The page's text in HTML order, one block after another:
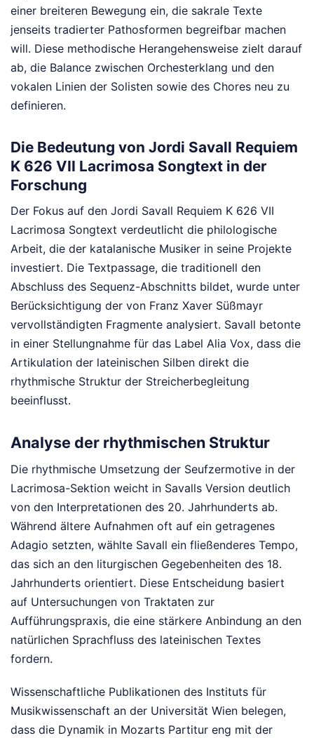
einer breiteren Bewegung ein, die sakrale Texte
jenseits tradierter Pathosformen begreifbar machen
will. Diese methodische Herangehensweise zielt darauf
ab, die Balance zwischen Orchesterklang und den
vokalen Linien der Solisten sowie des Chores neu zu
definieren.
Die Bedeutung von Jordi Savall Requiem
K 626 VII Lacrimosa Songtext in der
Forschung
Der Fokus auf den Jordi Savall Requiem K 626 VII
Lacrimosa Songtext verdeutlicht die philologische
Arbeit, die der katalanische Musiker in seine Projekte
investiert. Die Textpassage, die traditionell den
Abschluss des Sequenz-Abschnitts bildet, wurde unter
Berücksichtigung der von Franz Xaver Süßmayr
vervollständigten Fragmente analysiert. Savall betonte
in einer Stellungnahme für das Label Alia Vox, dass die
Artikulation der lateinischen Silben direkt die
rhythmische Struktur der Streicherbegleitung
beeinflusst.
Analyse der rhythmischen Struktur
Die rhythmische Umsetzung der Seufzermotive in der
Lacrimosa-Sektion weicht in Savalls Version deutlich
von den Interpretationen des 20. Jahrhunderts ab.
Während ältere Aufnahmen oft auf ein getragenes
Adagio setzten, wählte Savall ein fließenderes Tempo,
das sich an den liturgischen Gegebenheiten des 18.
Jahrhunderts orientiert. Diese Entscheidung basiert
auf Untersuchungen von Traktaten zur
Aufführungspraxis, die eine stärkere Anbindung an den
natürlichen Sprachfluss des lateinischen Textes
fordern.
Wissenschaftliche Publikationen des Instituts für
Musikwissenschaft an der Universität Wien belegen,
dass die Dynamik in Mozarts Partitur eng mit der